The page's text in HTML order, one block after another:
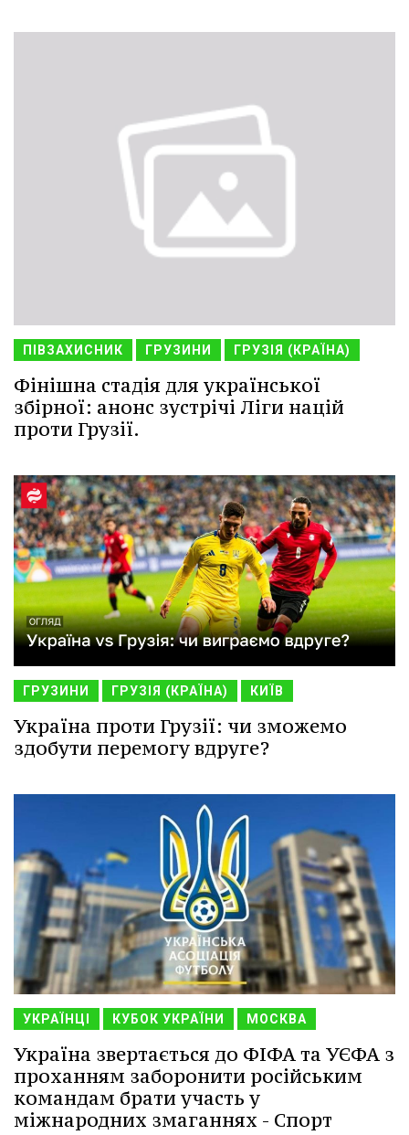
ПІВЗАХИСНИК ГРУЗИНИ ГРУЗІЯ (КРАЇНА)
Фінішна стадія для української
збірної: анонс зустрічі Ліги націй
проти Грузії.
ГРУЗИНИ ГРУЗІЯ (КРАЇНА) КИЇВ
Україна проти Грузії: чи зможемо
здобути перемогу вдруге?
УКРАЇНЦІ КУБОК УКРАЇНИ МОСКВА
Україна звертається до ФІФА та УЄФА з
проханням заборонити російським
командам брати участь у
міжнародних змаганнях - Спорт